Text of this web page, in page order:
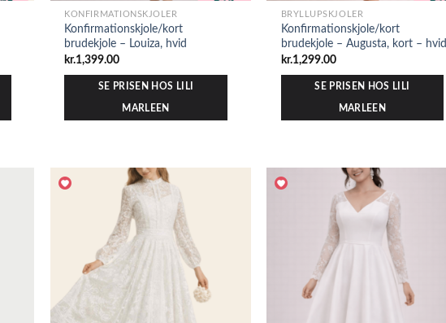
KONFIRMATIONSKJOLER
Konfirmationskjole/kort
brudekjole – Louiza, hvid
kr.1,399.00
SE PRISEN HOS LILI
MARLEEN
BRYLLUPSKJOLER
Konfirmationskjole/kort
brudekjole – Augusta, kort – hvid
kr.1,299.00
SE PRISEN HOS LILI
MARLEEN